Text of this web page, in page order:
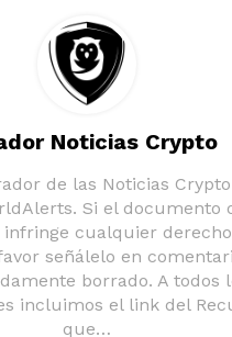
Noticias Crypto
de las Noticias
Si el documento
infringe cualquier
señálelo en
borrado. A todos
incluimos el link del
que…